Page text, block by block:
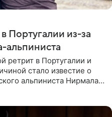
Португалии из-за
альпиниста
ретрит в Португалии и
стало известие о
альпиниста Нирмала